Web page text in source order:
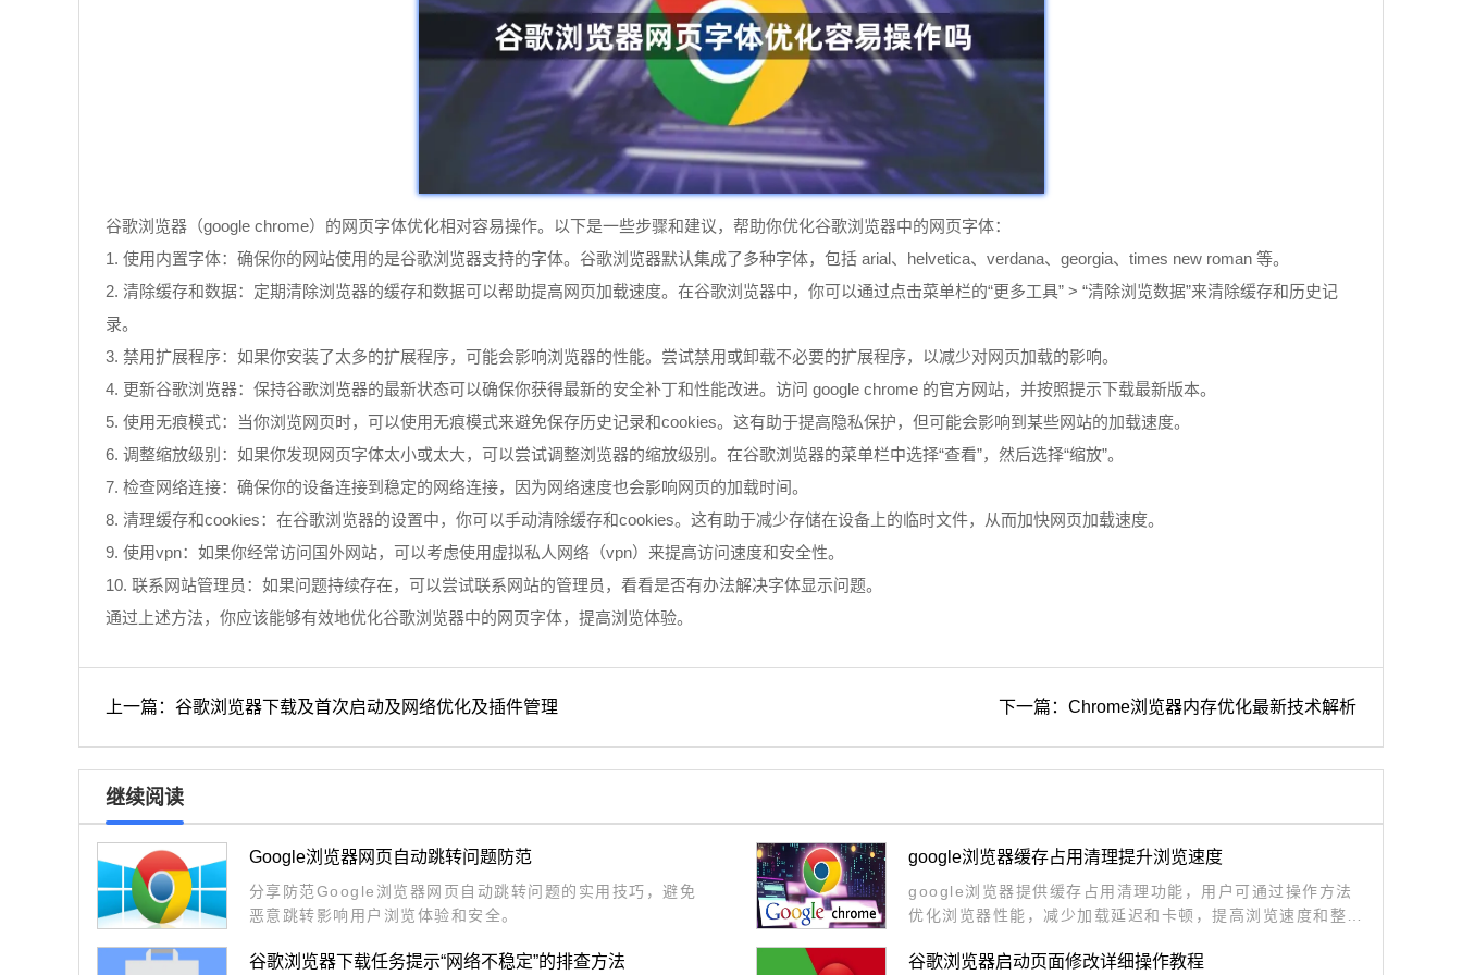
谷歌浏览器（google chrome）的网页字体优化相对容易操作。以下是一些步骤和建议，帮助你优化谷歌浏览器中的网页字体：
1. 使用内置字体：确保你的网站使用的是谷歌浏览器支持的字体。谷歌浏览器默认集成了多种字体，包括 arial、helvetica、verdana、georgia、times new roman 等。
2. 清除缓存和数据：定期清除浏览器的缓存和数据可以帮助提高网页加载速度。在谷歌浏览器中，你可以通过点击菜单栏的“更多工具” > “清除浏览数据”来清除缓存和历史记
录。
3. 禁用扩展程序：如果你安装了太多的扩展程序，可能会影响浏览器的性能。尝试禁用或卸载不必要的扩展程序，以减少对网页加载的影响。
4. 更新谷歌浏览器：保持谷歌浏览器的最新状态可以确保你获得最新的安全补丁和性能改进。访问 google chrome 的官方网站，并按照提示下载最新版本。
5. 使用无痕模式：当你浏览网页时，可以使用无痕模式来避免保存历史记录和cookies。这有助于提高隐私保护，但可能会影响到某些网站的加载速度。
6. 调整缩放级别：如果你发现网页字体太小或太大，可以尝试调整浏览器的缩放级别。在谷歌浏览器的菜单栏中选择“查看”，然后选择“缩放”。
7. 检查网络连接：确保你的设备连接到稳定的网络连接，因为网络速度也会影响网页的加载时间。
8. 清理缓存和cookies：在谷歌浏览器的设置中，你可以手动清除缓存和cookies。这有助于减少存储在设备上的临时文件，从而加快网页加载速度。
9. 使用vpn：如果你经常访问国外网站，可以考虑使用虚拟私人网络（vpn）来提高访问速度和安全性。
10. 联系网站管理员：如果问题持续存在，可以尝试联系网站的管理员，看看是否有办法解决字体显示问题。
通过上述方法，你应该能够有效地优化谷歌浏览器中的网页字体，提高浏览体验。
上一篇：谷歌浏览器下载及首次启动及网络优化及插件管理 下一篇：Chrome浏览器内存优化最新技术解析
继续阅读
Google浏览器网页自动跳转问题防范
分享防范Google浏览器网页自动跳转问题的实用技巧，避免
恶意跳转影响用户浏览体验和安全。
google浏览器缓存占用清理提升浏览速度
google浏览器提供缓存占用清理功能，用户可通过操作方法
优化浏览器性能，减少加载延迟和卡顿，提高浏览速度和整体
谷歌浏览器下载任务提示“网络不稳定”的排查方法 谷歌浏览器启动页面修改详细操作教程